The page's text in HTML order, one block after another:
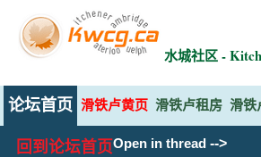
水城社区 -
论坛首页 滑铁卢黄页 滑铁卢租房 滑铁
回到论坛首页Open in thread -->